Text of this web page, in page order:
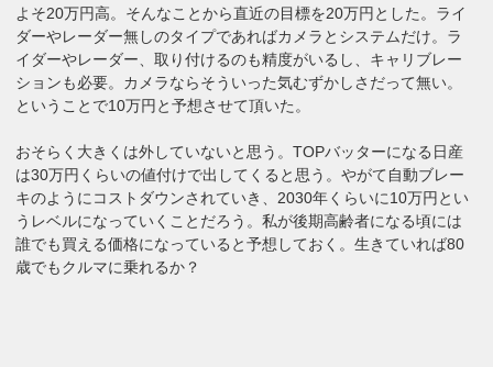
よそ20万円高。そんなことから直近の目標を20万円とした。ライ
ダーやレーダー無しのタイプであればカメラとシステムだけ。ラ
イダーやレーダー、取り付けるのも精度がいるし、キャリブレー
ションも必要。カメラならそういった気むずかしさだって無い。
ということで10万円と予想させて頂いた。
おそらく大きくは外していないと思う。TOPバッターになる日産
は30万円くらいの値付けで出してくると思う。やがて自動ブレー
キのようにコストダウンされていき、2030年くらいに10万円とい
うレベルになっていくことだろう。私が後期高齢者になる頃には
誰でも買える価格になっていると予想しておく。生きていれば80
歳でもクルマに乗れるか？